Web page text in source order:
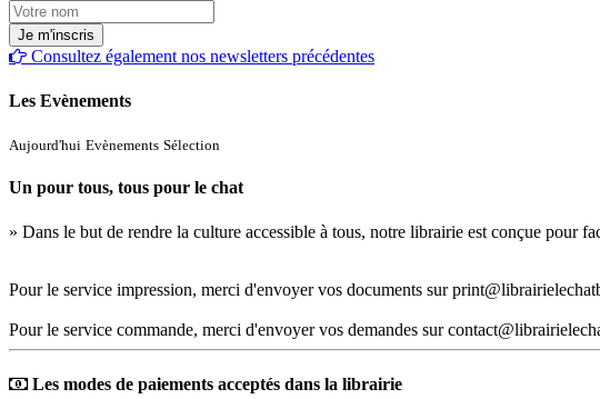
Consultez également nos newsletters précédentes
Les Evènements
Aujourd'hui Evènements Sélection
Un pour tous, tous pour le chat
» Dans le but de rendre la culture accessible à tous, notre librairie est conçue pour
Pour le service impression, merci d'envoyer vos documents sur
Pour le service commande, merci d'envoyer vos demandes sur
Les modes de paiements acceptés dans la librairie